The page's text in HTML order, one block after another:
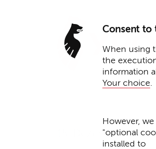
Consent to
When using
the
information
Your choice.
However,
"optional
installed to
15. Dezember 2025